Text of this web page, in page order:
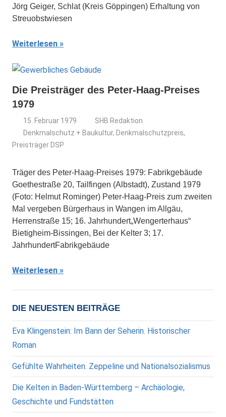
Jörg Geiger, Schlat (Kreis Göppingen) Erhaltung von
Streuobstwiesen
Weiterlesen
Die Preisträger des Peter-Haag-Preises
1979
15. Februar 1979
SHB Redaktion
Denkmalschutz + Baukultur, Denkmalschutzpreis,
Preisträger DSP
Träger des Peter-Haag-Preises 1979: Fabrikgebäude
Goethestraße 20, Tailfingen (Albstadt), Zustand 1979
(Foto: Helmut Rominger) Peter-Haag-Preis zum zweiten
Mal vergeben Bürgerhaus in Wangen im Allgäu,
Herrenstraße 15; 16. Jahrhundert„Wengerterhaus“
Bietigheim-Bissingen, Bei der Kelter 3; 17.
JahrhundertFabrikgebäude
Weiterlesen
DIE NEUESTEN BEITRÄGE
Eva Klingenstein: Im Bann der Seherin. Historischer
Roman
Gefühlte Wahrheiten. Zeppeline und Nationalsozialismus
Die Kelten in Baden-Württemberg – Archäologie,
Geschichte und Fundstätten